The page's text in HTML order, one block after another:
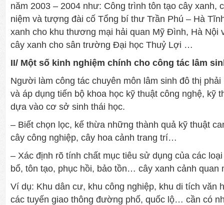
năm 2003 – 2004 như: Công trình tôn tạo cây xanh,
niệm và tượng đài cố Tổng bí thư Trần Phú – Hà
xanh cho khu thương mại hải quan Mỹ Đình, Hà Nội
cây xanh cho sân trường Đại học Thuỷ Lợi …
II/ Một số kinh nghiệm chính cho công tác lâm
Ng­ười làm công tác chuyên môn lâm sinh đô thị
và áp dụng tiến bộ khoa học kỹ thuật công nghệ, kỹ
dựa vào cơ sở sinh thái học.
– Biết chọn lọc, kế thừa những thành quả kỹ thuật
cây công nghiệp, cây hoa cảnh trang trí…
– Xác định rõ tính chất mục tiêu sử dụng của các
bổ, tôn tạo, phục hồi, bảo tồn… cây xanh cảnh
Ví dụ: Khu dân cư­, khu công nghiệp, khu di tích văn
các tuyến giao thông đ­ường phố, quốc lộ… cần có